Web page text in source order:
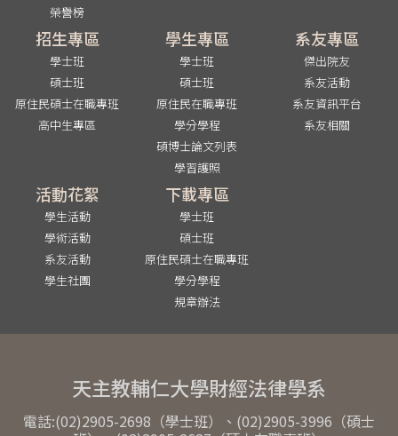
榮譽榜
招生專區
學士班
碩士班
原住民碩士在職專班
高中生專區
學生專區
學士班
碩士班
原住民在職專班
學分學程
碩博士論文列表
學習護照
系友專區
傑出院友
系友活動
系友資訊平台
系友相關
活動花絮
學生活動
學術活動
系友活動
學生社團
下載專區
學士班
碩士班
原住民碩士在職專班
學分學程
規章辦法
天主教輔仁大學財經法律學系
電話:(02)2905-2698（學士班）、(02)2905-3996（碩士